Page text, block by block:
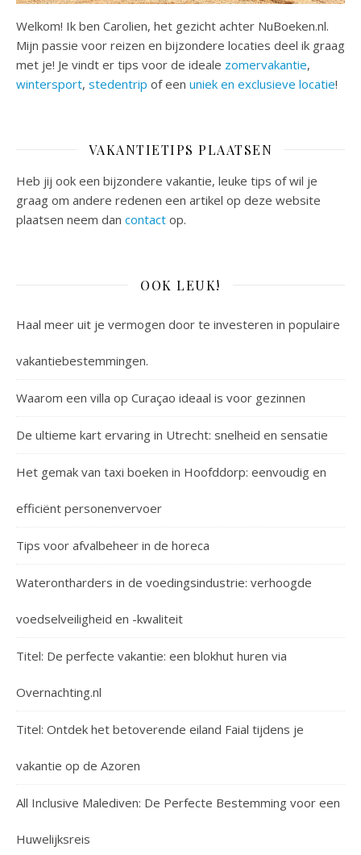
Welkom! Ik ben Carolien, het gezicht achter NuBoeken.nl.
Mijn passie voor reizen en bijzondere locaties deel ik graag
met je! Je vindt er tips voor de ideale zomervakantie,
wintersport, stedentrip of een uniek en exclusieve locatie!
VAKANTIETIPS PLAATSEN
Heb jij ook een bijzondere vakantie, leuke tips of wil je
graag om andere redenen een artikel op deze website
plaatsen neem dan contact op.
OOK LEUK!
Haal meer uit je vermogen door te investeren in populaire
vakantiebestemmingen.
Waarom een villa op Curaçao ideaal is voor gezinnen
De ultieme kart ervaring in Utrecht: snelheid en sensatie
Het gemak van taxi boeken in Hoofddorp: eenvoudig en
efficiënt personenvervoer
Tips voor afvalbeheer in de horeca
Waterontharders in de voedingsindustrie: verhoogde
voedselveiligheid en -kwaliteit
Titel: De perfecte vakantie: een blokhut huren via
Overnachting.nl
Titel: Ontdek het betoverende eiland Faial tijdens je
vakantie op de Azoren
All Inclusive Malediven: De Perfecte Bestemming voor een
Huwelijksreis